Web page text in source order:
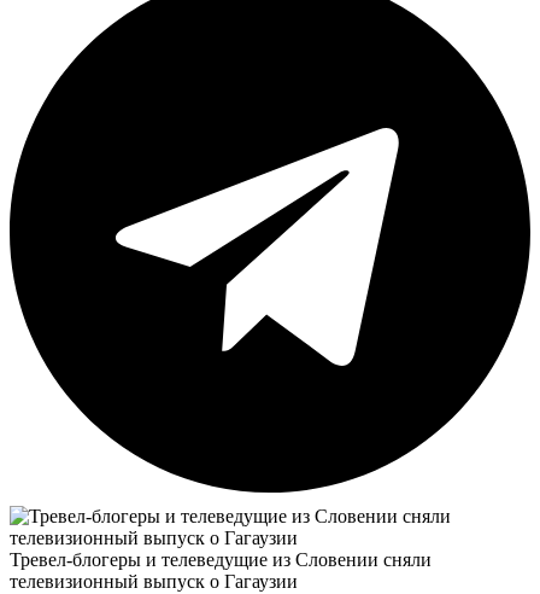
Тревел-блогеры и телеведущие из Словении сняли
телевизионный выпуск о Гагаузии